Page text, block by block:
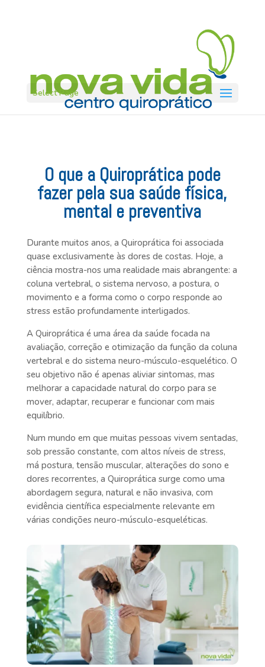
Select Page
O que a Quiroprática pode
fazer pela sua saúde física,
mental e preventiva
Durante muitos anos, a Quiroprática foi associada
quase exclusivamente às dores de costas. Hoje, a
ciência mostra-nos uma realidade mais abrangente: a
coluna vertebral, o sistema nervoso, a postura, o
movimento e a forma como o corpo responde ao
stress estão profundamente interligados.
A Quiroprática é uma área da saúde focada na
avaliação, correção e otimização da função da coluna
vertebral e do sistema neuro-músculo-esquelético. O
seu objetivo não é apenas aliviar sintomas, mas
melhorar a capacidade natural do corpo para se
mover, adaptar, recuperar e funcionar com mais
equilíbrio.
Num mundo em que muitas pessoas vivem sentadas,
sob pressão constante, com altos níveis de stress,
má postura, tensão muscular, alterações do sono e
dores recorrentes, a Quiroprática surge como uma
abordagem segura, natural e não invasiva, com
evidência científica especialmente relevante em
várias condições neuro-músculo-esqueléticas.